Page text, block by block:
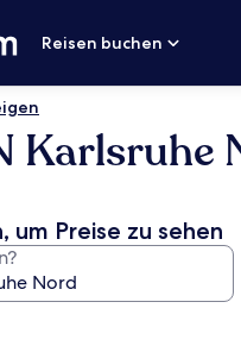
Reisen buchen
Karlsruhe
um Preise zu sehen